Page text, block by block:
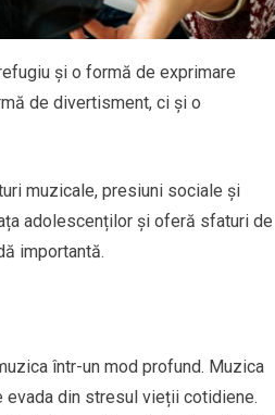
și o formă de exprimare
de divertisment, ci și o
muzicale, presiuni sociale și
adolescenților și oferă sfaturi de
importantă.
într-un mod profund. Muzica
din stresul vieții cotidiene.